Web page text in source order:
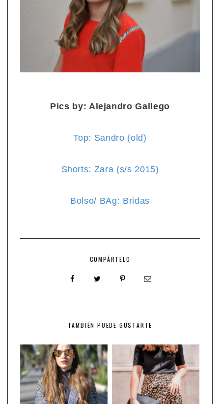
Pics by: Alejandro Gallego
Top: Sandro (old)
Shorts: Zara (s/s 2015)
Bolso/ BAg: Bridas
COMPÁRTELO
TAMBIÉN PUEDE GUSTARTE